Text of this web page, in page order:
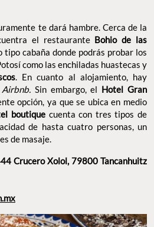
te dará hambre. Cerca de la
el restauranteBohio de las
tipo cabaña donde podrás probar los
como las enchiladas huastecas y
. En cuanto al alojamiento, hay
Airbnb. Sin embargo, el Hotel Gran
opción, ya que se ubica en medio
boutique cuenta con tres tipos de
de hasta cuatro personas, un
de masaje.
Crucero Xolol, 79800 Tancanhuitz